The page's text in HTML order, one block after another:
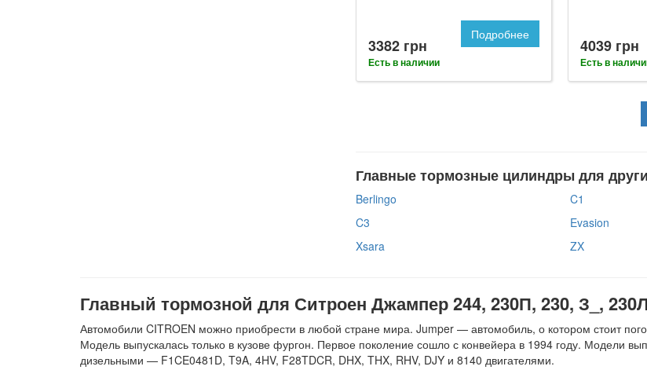
3382 грн
Есть в наличии
Подробнее
4039 грн
Есть в
Главные тормозные цилиндры для
Berlingo C1
C3
Evasion
Xsara
ZX
Главный тормозной для Ситроен Джампер 244, 230П, 230, З_,
Автомобили CITROEN можно приобрести в любой стране мира. Jumper — автомобиль, о котором стоит
Модель выпускалась только в кузове фургон. Первое поколение сошло с конвейера в 1994 году. Модели
дизельными — F1CE0481D, T9A, 4HV, F28TDCR, DHX, THX, RHV, DJY и 8140 двигателями.